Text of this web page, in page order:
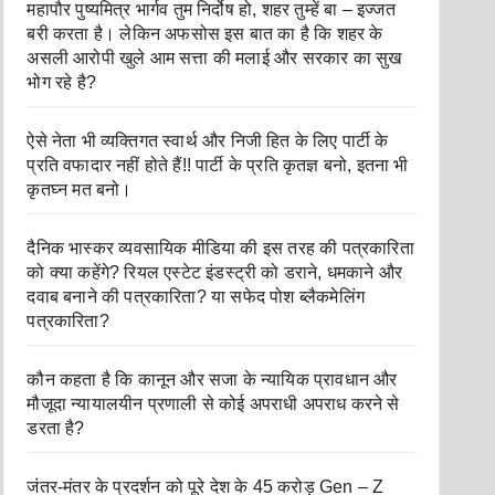
महापौर पुष्यमित्र भार्गव तुम निर्दोष हो, शहर तुम्हें बा – इज्जत
बरी करता है। लेकिन अफसोस इस बात का है कि शहर के
असली आरोपी खुले आम सत्ता की मलाई और सरकार का सुख
भोग रहे है?
ऐसे नेता भी व्यक्तिगत स्वार्थ और निजी हित के लिए पार्टी के
प्रति वफादार नहीं होते हैं!! पार्टी के प्रति कृतज्ञ बनो, इतना भी
कृतघ्न मत बनो।
दैनिक भास्कर व्यवसायिक मीडिया की इस तरह की पत्रकारिता
को क्या कहेंगे? रियल एस्टेट इंडस्ट्री को डराने, धमकाने और
दवाब बनाने की पत्रकारिता? या सफेद पोश ब्लैकमेलिंग
पत्रकारिता?
कौन कहता है कि कानून और सजा के न्यायिक प्रावधान और
मौजूदा न्यायालयीन प्रणाली से कोई अपराधी अपराध करने से
डरता है?
जंतर-मंतर के प्रदर्शन को पूरे देश के 45 करोड़ Gen – Z